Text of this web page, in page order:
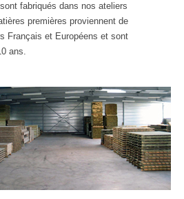
fabriqués dans nos ateliers
premières proviennent de
Français et Européens et sont
ans.